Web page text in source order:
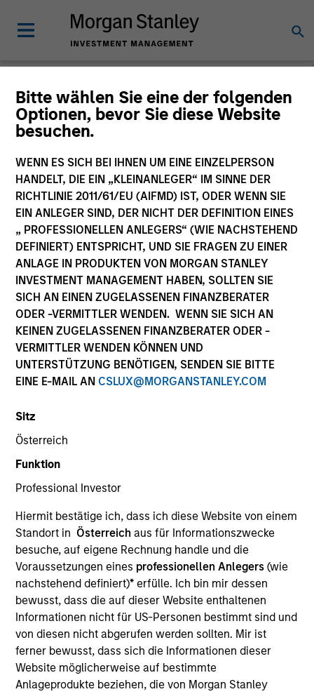
Bitte wählen Sie eine der folgenden
Optionen, bevor Sie diese Website
besuchen.
WENN ES SICH BEI IHNEN UM EINE EINZELPERSON
HANDELT, DIE EIN „KLEINANLEGER“ IM SINNE DER
RICHTLINIE 2011/61/EU (AIFMD) IST, ODER WENN SIE
EIN ANLEGER SIND, DER NICHT DER DEFINITION EINES
„ PROFESSIONELLEN ANLEGERS“ (WIE NACHSTEHEND
DEFINIERT) ENTSPRICHT, UND SIE FRAGEN ZU EINER
ANLAGE IN PRODUKTEN VON MORGAN STANLEY
INVESTMENT MANAGEMENT HABEN, SOLLTEN SIE
SICH AN EINEN ZUGELASSENEN FINANZBERATER
ODER -VERMITTLER WENDEN. WENN SIE SICH AN
KEINEN ZUGELASSENEN FINANZBERATER ODER -
VERMITTLER WENDEN KÖNNEN UND
UNTERSTÜTZUNG BENÖTIGEN, SENDEN SIE BITTE
EINE E-MAIL AN CSLUX@MORGANSTANLEY.COM
Sitz
Österreich
Funktion
Professional Investor
Hiermit bestätige ich, dass ich diese Website von einem
Standort in Österreich aus für Informationszwecke
besuche, auf eigene Rechnung handle und die
Voraussetzungen eines professionellen Anlegers(wie
nachstehend definiert)* erfülle. Ich bin mir dessen
bewusst, dass die auf dieser Website enthaltenen
Informationen nicht für US-Personen bestimmt sind und
von diesen nicht abgerufen werden sollten. Mir ist
ferner bewusst, dass sich die Informationen dieser
Website möglicherweise auf bestimmte
Anlageprodukte beziehen, die von Morgan Stanley
Morgan Stanley
Investment Funds
Änderung des Fondsvehikels
Dieses Dokument ist ein Marketingdokument.
Die Wertentwicklung in der Vergangenheit ist kein
verlässlicher Indikator für die künftige Wertentwicklung.
Die Rendite kann infolge von Währungsschwankungen
steigen oder sinken. Alle Performanceangaben werden auf
Basis der Nettoinventarwerte (NIW) berechnet. Alle
Stanley Investment Management.
Klicken Sie auf den Fondsnamen, um Informationen über
die Renditen des Kalenderjahres zu erhalten.
*Basiswährung des Fonds
Dieses Material enthält Informationen über die Teilfonds
von Morgan Stanley Investment Funds, einer in Luxemburg
ansässigen SICAV (Société d’Investissement à Capital
Variable). (die „Gesellschaft“), die im Großherzogtum
Luxemburg als Organismus für gemeinsame Anlagen
gemäß Teil 1 des Gesetzes vom 17. Dezember 2010 in
seiner geänderten Fassung registriert ist. Die Gesellschaft
ist ein Organismus für gemeinsame Anlagen in
Wertpapieren („OGAW“).